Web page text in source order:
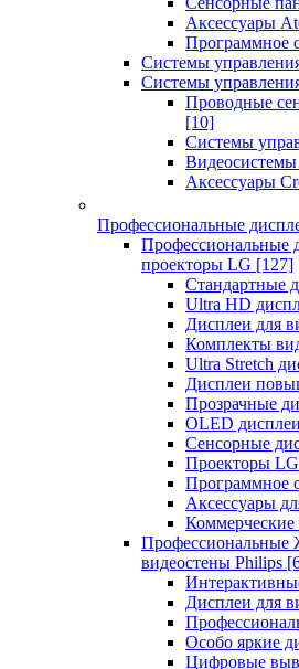
Аксессуары
Программное
Системы
Системы
Проводные
[10]
Системы
Видеосистемы
Аксессуары
Профессиональные
Профессиональные
проекторы LG [127]
Стандартные
Ultra HD
Дисплеи для
Комплекты
Ultra Stretch
Дисплеи
Прозрачные
OLED
Сенсорные
Проекторы LG
Программное
Аксессуары
Коммерческие
Профессиональные
видеостены Philips
Дисплеи для
Особо яркие
Цифровые